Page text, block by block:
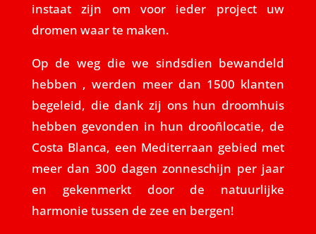
instaat zijn om voor ieder project uw
dromen waar te maken.
Op de weg die we sindsdien bewandeld
hebben , werden meer dan 1500 klanten
begeleid, die dank zij ons hun droomhuis
hebben gevonden in hun drooñlocatie, de
Costa Blanca, een Mediterraan gebied met
meer dan 300 dagen zonneschijn per jaar
en gekenmerkt door de natuurlijke
harmonie tussen de zee en bergen!